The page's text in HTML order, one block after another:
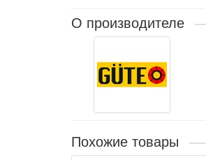
О производителе
Похожие товары